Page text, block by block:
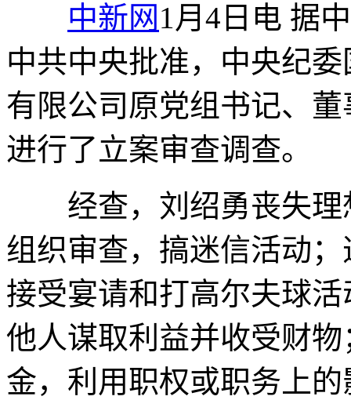
中新网 1月4日电 据
中共中央批准，中央纪
有限公司原党组书记、
进行了立案审查调查。
经查，刘绍勇丧失理
组织审查，搞迷信活动
接受宴请和打高尔夫球
他人谋取利益并收受财
金，利用职权或职务上